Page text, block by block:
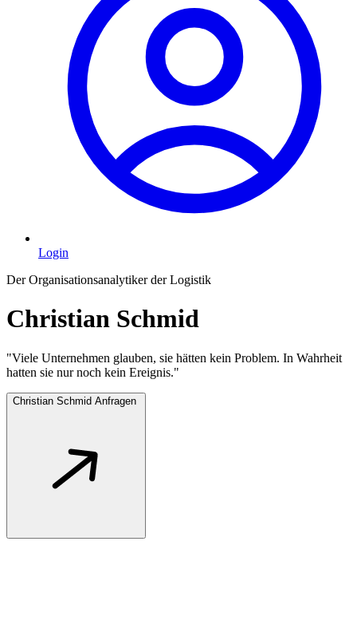
Login
Der Organisationsanalytiker der Logistik
Christian Schmid
"Viele Unternehmen glauben, sie hätten kein Problem. In Wahrheit
hatten sie nur noch kein Ereignis."
Christian Schmid Anfragen